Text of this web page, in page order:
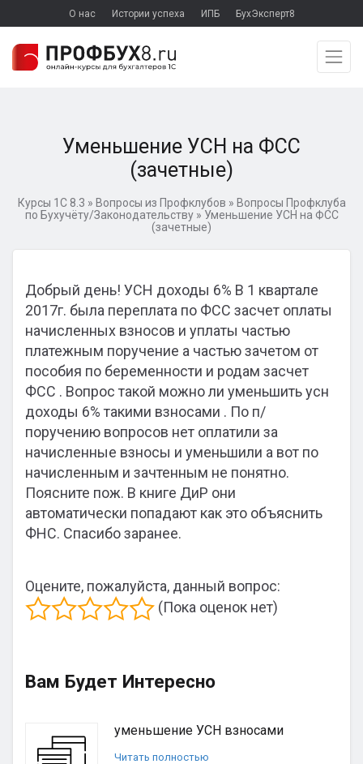
О нас Истории успеха ИПБ БухЭксперт8
Уменьшение УСН на ФСС
(зачетные)
Курсы 1С 8.3 » Вопросы из Профклубов » Вопросы Профклуба
по Бухучёту/Законодательству» Уменьшение УСН на ФСС
(зачетные)
Добрый день! УСН доходы 6% В 1 квартале
2017г. была переплата по ФСС засчет оплаты
начисленных взносов и уплаты частью
платежным поручение а частью зачетом от
пособия по беременности и родам засчет
ФСС . Вопрос такой можно ли уменьшить усн
доходы 6% такими взносами . По п/
поручению вопросов нет оплатили за
начисленные взносы и уменьшили а вот по
начисленным и зачтенным не понятно.
Поясните пож. В книге ДиР они
автоматически попадают как это объяснить
ФНС. Спасибо заранее.
Оцените, пожалуйста, данный вопрос:
(Пока оценок нет)
Вам Будет Интересно
уменьшение УСН взносами
Читать полностью